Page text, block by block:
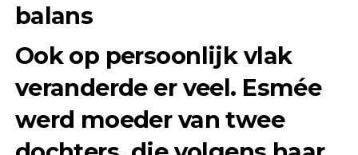
balans
Ook op persoonlijk vlak
veranderde er veel. Esmée
werd moeder van twee